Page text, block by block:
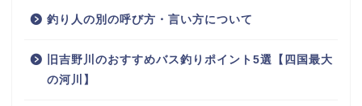
釣り人の別の呼び方・言い方について
旧吉野川のおすすめバス釣りポイント5選【四国最大
の河川】